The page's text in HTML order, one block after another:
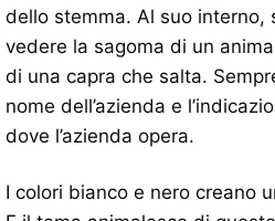
dello stemma. Al suo interno,
vedere la sagoma di un
di una capra che salta.
nome dell’azienda e
dove l’azienda opera.
I colori bianco e nero creano